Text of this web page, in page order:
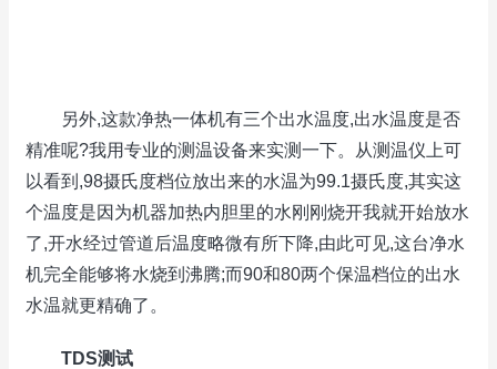
另外,这款净热一体机有三个出水温度,出水温度是否
精准呢?我用专业的测温设备来实测一下。从测温仪上可
以看到,98摄氏度档位放出来的水温为99.1摄氏度,其实这
个温度是因为机器加热内胆里的水刚刚烧开我就开始放水
了,开水经过管道后温度略微有所下降,由此可见,这台净水
机完全能够将水烧到沸腾;而90和80两个保温档位的出水
水温就更精确了。
TDS测试